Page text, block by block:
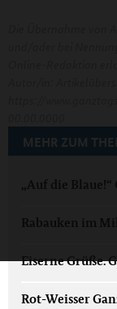
MEHR ZUM
„Auf die Blaue!“
Rabauken im
Eiserne Grüße.
Rot-Weisser